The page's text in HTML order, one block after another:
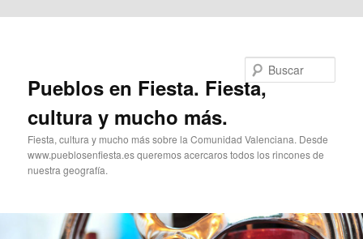
Pueblos en Fiesta. Fiesta,
cultura y mucho más.
Fiesta, cultura y mucho más sobre la Comunidad Valenciana. Desde
www.pueblosenfiesta.es queremos acercaros todos los rincones de
nuestra geografía.